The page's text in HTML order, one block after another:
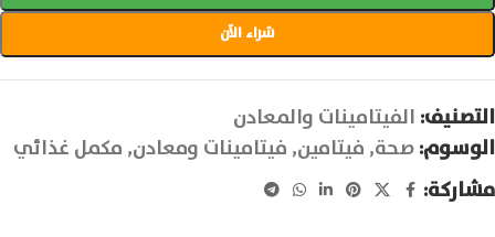
شراء الآن
التصنيف: الفيتامينات والمعادن
الوسوم:صحة, فيتامين, فيتامينات ومعادن, مكمل غذائي
مشاركة: